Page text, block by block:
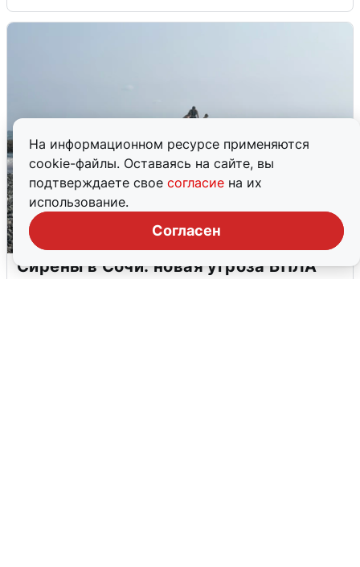
На информационном ресурсе применяются
cookie-файлы. Оставаясь на сайте, вы
подтверждаете свое согласие на их
использование.
Согласен
Сирены в Сочи: новая угроза БПЛА